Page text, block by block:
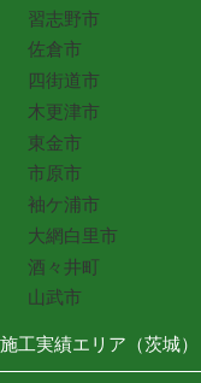
習志野市
佐倉市
四街道市
木更津市
東金市
市原市
袖ケ浦市
大網白里市
酒々井町
山武市
施工実績エリア（茨城）